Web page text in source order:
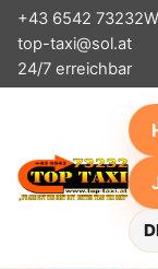
+43 6542 73232
top-taxi@sol.at
24/7 erreichbar